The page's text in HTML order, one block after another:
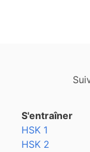
S'entraîner
HSK 1
HSK 2